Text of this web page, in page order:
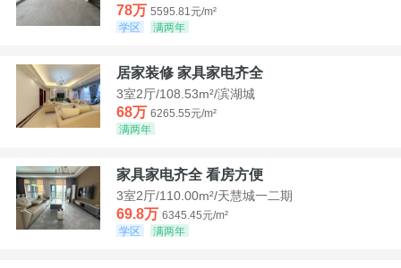
78万 5595.81元/m²
学区
满两年
居家装修 家具家电齐全
3室2厅/108.53m²/滨湖城
68万 6265.55元/m²
满两年
家具家电齐全 看房方便
3室2厅/110.00m²/天慧城一二期
69.8万 6345.45元/m²
学区
满两年